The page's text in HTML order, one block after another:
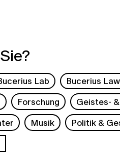
Lab Bucerius
Forschung Geistes-
Musik Politik &